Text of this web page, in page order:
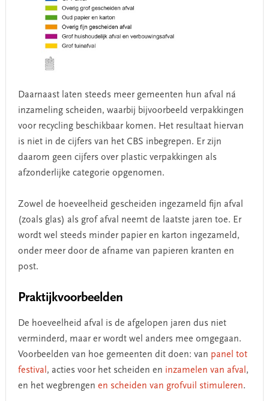
Daarnaast laten steeds meer gemeenten hun afval ná
inzameling scheiden, waarbij bijvoorbeeld verpakkingen
voor recycling beschikbaar komen. Het resultaat hiervan
is niet in de cijfers van het CBS inbegrepen. Er zijn
daarom geen cijfers over plastic verpakkingen als
afzonderlijke categorie opgenomen.
Zowel de hoeveelheid gescheiden ingezameld fijn afval
(zoals glas) als grof afval neemt de laatste jaren toe. Er
wordt wel steeds minder papier en karton ingezameld,
onder meer door de afname van papieren kranten en
post.
Praktijkvoorbeelden
De hoeveelheid afval is de afgelopen jaren dus niet
verminderd, maar er wordt wel anders mee omgegaan.
Voorbeelden van hoe gemeenten dit doen: van panel tot
festival, acties voor het scheiden en inzamelen van afval,
en het wegbrengen en scheiden van grofvuil stimuleren.